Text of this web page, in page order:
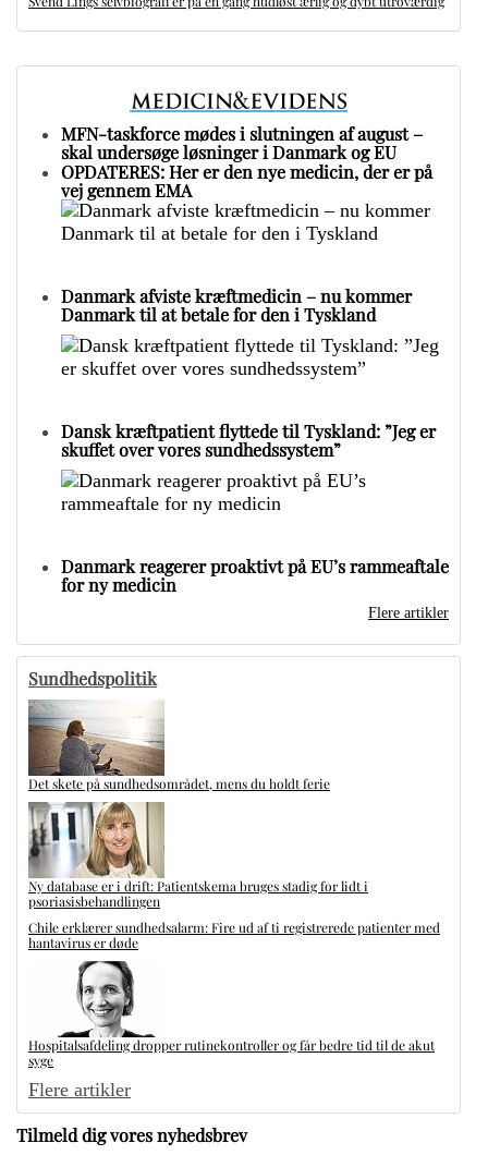
MFN-taskforce mødes i slutningen af august –
skal undersøge løsninger i Danmark og EU
OPDATERES: Her er den nye medicin, der er på
vej gennem EMA
Danmark afviste kræftmedicin – nu kommer
Danmark til at betale for den i Tyskland
Dansk kræftpatient flyttede til Tyskland: ”Jeg er
skuffet over vores sundhedssystem”
Danmark reagerer proaktivt på EU’s rammeaftale
for ny medicin
Flere artikler
Sundhedspolitik
Det skete på sundhedsområdet, mens du holdt ferie
Ny database er i drift: Patientskema bruges stadig for lidt i
psoriasisbehandlingen
Chile erklærer sundhedsalarm: Fire ud af ti registrerede patienter med
hantavirus er døde
Hospitalsafdeling dropper rutinekontroller og får bedre tid til de akut
syge
Flere artikler
Tilmeld dig vores nyhedsbrev